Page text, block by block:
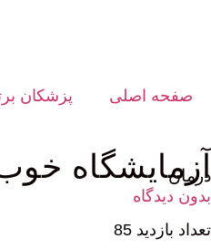
صفحه اصلی پزشکان
آزمایشگاه
درمان
بدون دیدگاه
تعداد بازدید 85